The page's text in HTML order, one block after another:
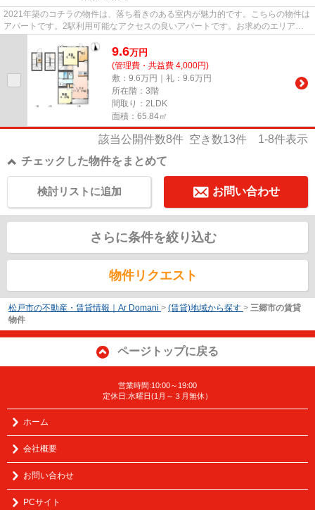
2021年築のコチラの物件は、落ち着きのある室内が魅力的です。こちらの物件は
アパートです。2駅利用可能なアクセスの良いアパートです。お求めのエリアの
9.6万円
(管理費・共益費 4,000円)
敷：9.6万円｜礼：9.6万円
所在階：3階
間取り：2LDK
面積：65.84㎡
該当公開件数8件 空き数13件 1-8件表示
チェックした物件をまとめて
お問い合わせ
検討リストに追加
さらに条件を絞り込む
物件リクエスト
松戸市の不動産・賃貸情報｜Ar Domani > (賃貸)地域から探す > 三郷市の賃貸
物件
ページトップに戻る
営業時間:10:00～19:00
定休日:水曜日(1月～３月無休）
ホーム
会社概要
お問い合わせ
PCサイト